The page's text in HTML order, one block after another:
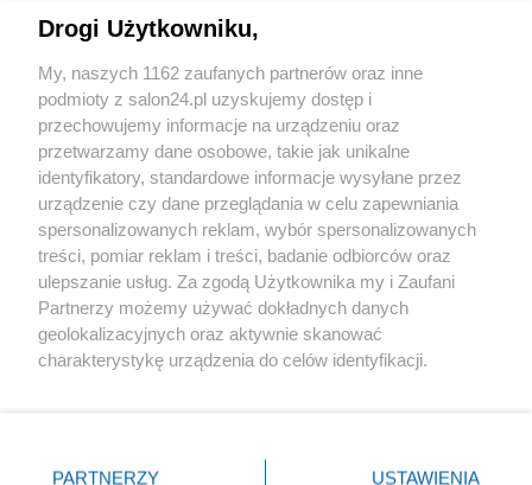
Sport
Społeczeństwo
Kultura
X Facebook Instagram Youtube
Drogi Użytkowniku,
My, naszych 1162 zaufanych partnerów oraz inne
podmioty z salon24.pl uzyskujemy dostęp i
przechowujemy informacje na urządzeniu oraz
przetwarzamy dane osobowe, takie jak unikalne
identyfikatory, standardowe informacje wysyłane przez
urządzenie czy dane przeglądania w celu zapewniania
spersonalizowanych reklam, wybór spersonalizowanych
treści, pomiar reklam i treści, badanie odbiorców oraz
ulepszanie usług. Za zgodą Użytkownika my i Zaufani
Partnerzy możemy używać dokładnych danych
geolokalizacyjnych oraz aktywnie skanować
charakterystykę urządzenia do celów identyfikacji.
zmienić/wycofać klikając przycisk ustawień prywatności
PARTNERZY USTAWIENIA